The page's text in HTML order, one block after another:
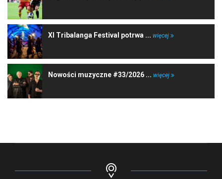
XI Tribalanga Festival potrwa ... więcej
Nowości muzyczne #33/2026 ... więcej